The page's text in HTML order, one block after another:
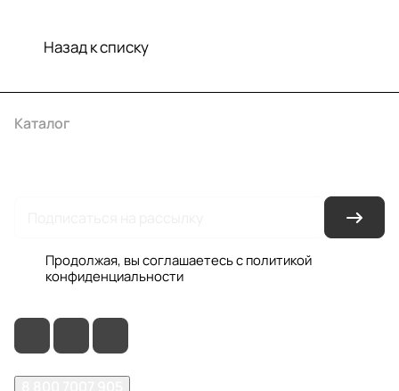
Назад к списку
Каталог
Продолжая, вы соглашаетесь с политикой
конфиденциальности